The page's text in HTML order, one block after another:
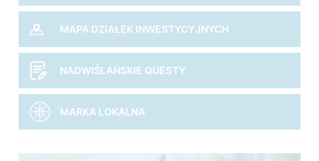
MAPA DZIAŁEK INWESTYCYJNYCH
NADWIŚLAŃSKIE QUESTY
MARKA LOKALNA